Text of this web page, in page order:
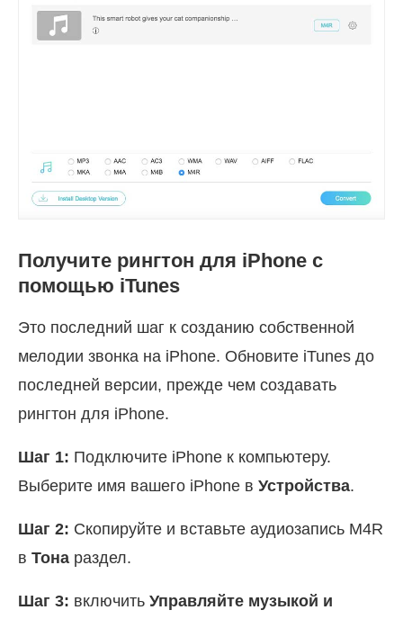
Получите рингтон для iPhone с
помощью iTunes
Это последний шаг к созданию собственной
мелодии звонка на iPhone. Обновите iTunes до
последней версии, прежде чем создавать
рингтон для iPhone.
Шаг 1: Подключите iPhone к компьютеру.
Выберите имя вашего iPhone в Устройства.
Шаг 2: Скопируйте и вставьте аудиозапись M4R
в Тона раздел.
Шаг 3: включить Управляйте музыкой и